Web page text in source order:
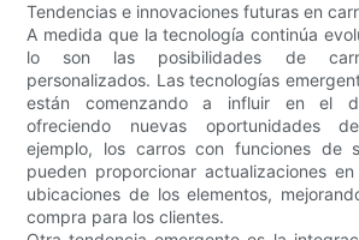
Tendencias e innovaciones futuras en
A medida que la tecnología continúa
lo son las posibilidades de
personalizados. Las tecnologías
están comenzando a influir en el
ofreciendo nuevas oportunidades
ejemplo, los carros con funciones de
pueden proporcionar actualizaciones
ubicaciones de los elementos,
compra para los clientes.